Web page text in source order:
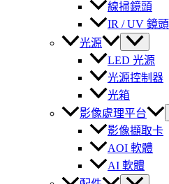
線掃鏡頭
IR / UV 鏡頭
光源
LED 光源
光源控制器
光箱
影像處理平台
影像擷取卡
AOI 軟體
AI 軟體